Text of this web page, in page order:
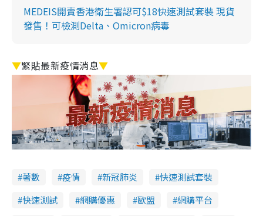
MEDEIS開賣香港衛生署認可$18快速測試套裝 現貨
發售！可檢測Delta、Omicron病毒
▼緊貼最新疫情消息▼
著數 疫情 新冠肺炎
快速測試套裝
快速測試
網購優惠 歐盟
網購平台